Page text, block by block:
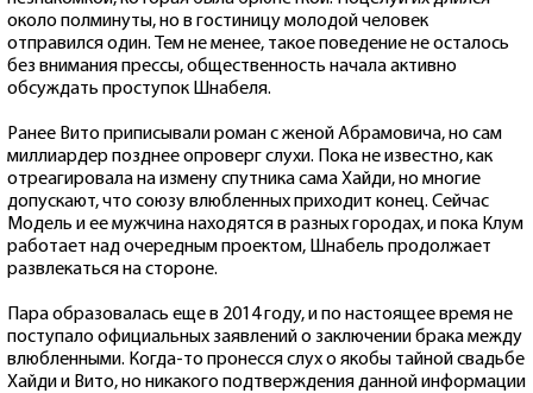
около полминуты, но в гостиницу молодой человек
отправился один. Тем не менее, такое поведение не осталось
без внимания прессы, общественность начала активно
обсуждать проступок Шнабеля.
Ранее Вито приписывали роман с женой Абрамовича, но сам
миллиардер позднее опроверг слухи. Пока не известно, как
отреагировала на измену спутника сама Хайди, но многие
допускают, что союзу влюбленных приходит конец. Сейчас
Модель и ее мужчина находятся в разных городах, и пока Клум
работает над очередным проектом, Шнабель продолжает
развлекаться на стороне.
Пара образовалась еще в 2014 году, и по настоящее время не
поступало официальных заявлений о заключении брака между
влюбленными. Когда-то пронесся слух о якобы тайной свадьбе
Хайди и Вито, но никакого подтверждения данной информации